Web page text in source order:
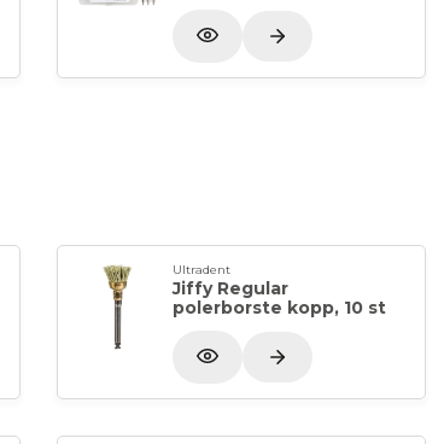
Ultradent
Jiffy Regular
polerborste kopp, 10 st